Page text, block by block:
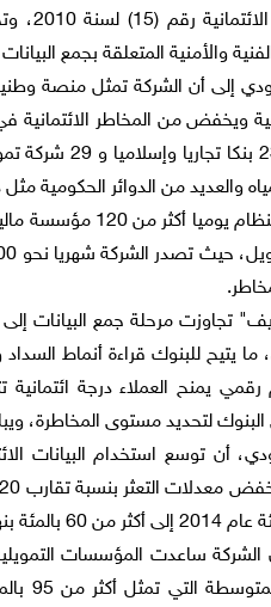
والأمنية المتعلقة بجمع
إلى أن الشركة تمثل منصة
تتوزع بين 23
والعديد من الدوائر الحكومية
ويستخدم النظام
تجاوزت مرحلة جمع البيانات
ما يتيح للبنوك قراءة أنماط
لتحديد مستوى المخاطرة، ويبلغ
أن توسع استخدام البيانات
ساعدت المؤسسات